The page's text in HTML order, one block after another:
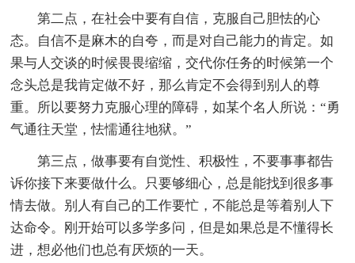
第二点，在社会中要有自信，克服自己胆怯的心
态。自信不是麻木的自夸，而是对自己能力的肯定。如
果与人交谈的时候畏畏缩缩，交代你任务的时候第一个
念头总是我肯定做不好，那么肯定不会得到别人的尊
重。所以要努力克服心理的障碍，如某个名人所说：“勇
气通往天堂，怯懦通往地狱。”
第三点，做事要有自觉性、积极性，不要事事都告
诉你接下来要做什么。只要够细心，总是能找到很多事
情去做。别人有自己的工作要忙，不能总是等着别人下
达命令。刚开始可以多学多问，但是如果总是不懂得长
进，想必他们也总有厌烦的一天。